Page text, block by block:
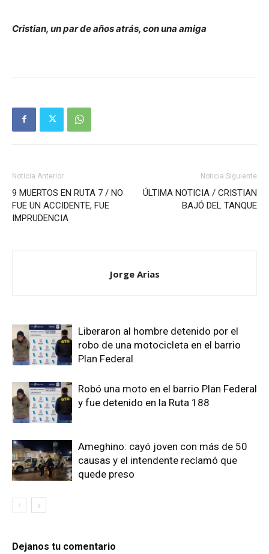
Cristian, un par de años atrás, con una amiga
Noticia Anterior
9 MUERTOS EN RUTA 7 / NO
FUE UN ACCIDENTE, FUE
IMPRUDENCIA
Noticia Siguiente
ÚLTIMA NOTICIA / CRISTIAN
BAJÓ DEL TANQUE
Jorge Arias
Liberaron al hombre detenido por el
robo de una motocicleta en el barrio
Plan Federal
Robó una moto en el barrio Plan Federal
y fue detenido en la Ruta 188
Ameghino: cayó joven con más de 50
causas y el intendente reclamó que
quede preso
Dejanos tu comentario